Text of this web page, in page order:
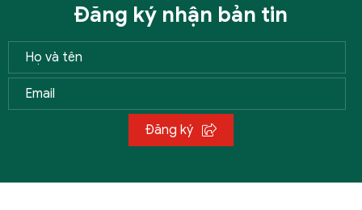
Đăng ký nhận bản tin
Đăng ký